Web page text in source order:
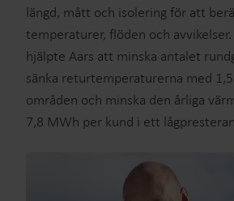
längd, mått och isolering för att
temperaturer, flöden och
hjälpte Aars att minska antalet
sänka returtemperaturerna med
områden och minska den årliga
7,8 MWh per kund i ett